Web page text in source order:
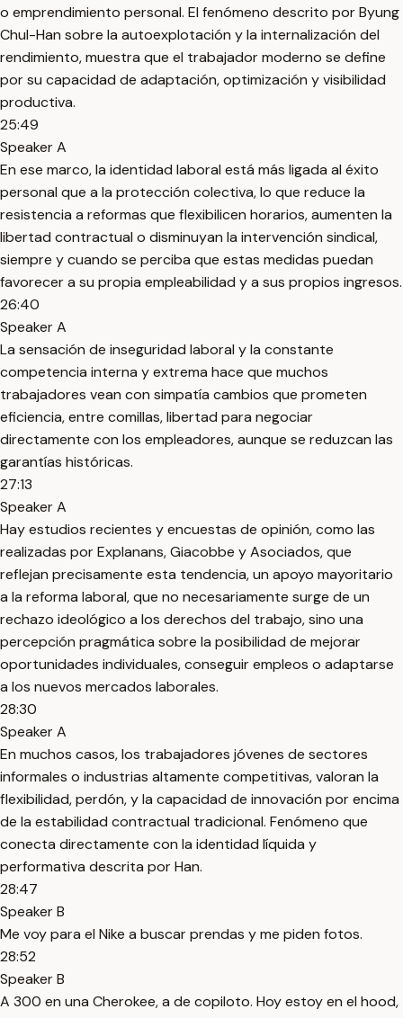
o emprendimiento personal. El fenómeno descrito por Byung
Chul-Han sobre la autoexplotación y la internalización del
rendimiento, muestra que el trabajador moderno se define
por su capacidad de adaptación, optimización y visibilidad
productiva.
25:49
Speaker A
En ese marco, la identidad laboral está más ligada al éxito
personal que a la protección colectiva, lo que reduce la
resistencia a reformas que flexibilicen horarios, aumenten la
libertad contractual o disminuyan la intervención sindical,
siempre y cuando se perciba que estas medidas puedan
favorecer a su propia empleabilidad y a sus propios ingresos.
26:40
Speaker A
La sensación de inseguridad laboral y la constante
competencia interna y extrema hace que muchos
trabajadores vean con simpatía cambios que prometen
eficiencia, entre comillas, libertad para negociar
directamente con los empleadores, aunque se reduzcan las
garantías históricas.
27:13
Speaker A
Hay estudios recientes y encuestas de opinión, como las
realizadas por Explanans, Giacobbe y Asociados, que
reflejan precisamente esta tendencia, un apoyo mayoritario
a la reforma laboral, que no necesariamente surge de un
rechazo ideológico a los derechos del trabajo, sino una
percepción pragmática sobre la posibilidad de mejorar
oportunidades individuales, conseguir empleos o adaptarse
a los nuevos mercados laborales.
28:30
Speaker A
En muchos casos, los trabajadores jóvenes de sectores
informales o industrias altamente competitivas, valoran la
flexibilidad, perdón, y la capacidad de innovación por encima
de la estabilidad contractual tradicional. Fenómeno que
conecta directamente con la identidad líquida y
performativa descrita por Han.
28:47
Speaker B
Me voy para el Nike a buscar prendas y me piden fotos.
28:52
Speaker B
A 300 en una Cherokee, a de copiloto. Hoy estoy en el hood,